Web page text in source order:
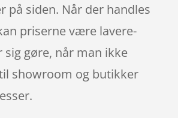
på siden. Når der handles
priserne være lavere-
sig gøre, når man ikke
showroom og butikker